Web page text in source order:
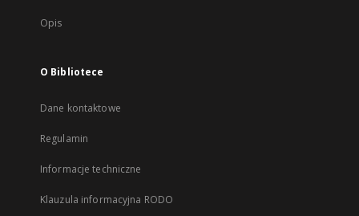
Opis
O Bibliotece
Dane kontaktowe
Regulamin
Informacje techniczne
Klauzula informacyjna RODO